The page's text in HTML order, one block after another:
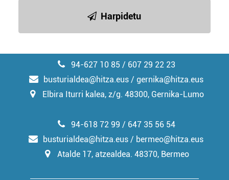
Harpidetu
94-627 10 85 / 607 29 22 23
busturialdea@hitza.eus / gernika@hitza.eus
Elbira Iturri kalea, z/g. 48300, Gernika-Lumo
94-618 72 99 / 647 35 56 54
busturialdea@hitza.eus / bermeo@hitza.eus
Atalde 17, atzealdea. 48370, Bermeo